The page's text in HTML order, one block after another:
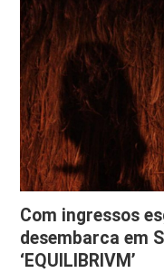
Com ingressos
desembarca em
‘EQUILIBRIVM’